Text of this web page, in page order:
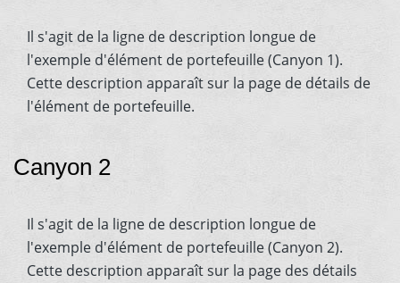
Il s'agit de la ligne de description longue de
l'exemple d'élément de portefeuille (Canyon 1).
Cette description apparaît sur la page de détails de
l'élément de portefeuille.
Canyon 2
Il s'agit de la ligne de description longue de
l'exemple d'élément de portefeuille (Canyon 2).
Cette description apparaît sur la page des détails